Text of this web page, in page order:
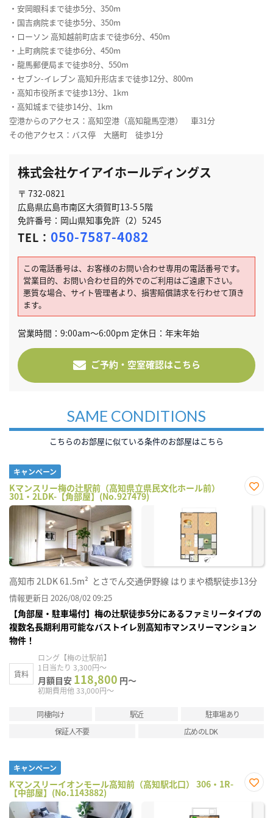
・安岡眼科まで徒歩5分、350m
・国吉病院まで徒歩5分、350m
・ローソン 高知越前町店まで徒歩6分、450m
・上町病院まで徒歩6分、450m
・龍馬郵便局まで徒歩8分、550m
・セブン-イレブン 高知升形店まで徒歩12分、800m
・高知市役所まで徒歩13分、1km
・高知城まで徒歩14分、1km
空港からのアクセス：高知空港（高知龍馬空港） 車31分
その他アクセス：バス停 大膳町 徒歩1分
株式会社ケイアイホールディングス
〒 732-0821
広島県広島市南区大須賀町13-5 5階
免許番号：岡山県知事免許（2）5245
TEL： 050-7587-4082
この電話番号は、お客様のお問い合わせ専用の電話番号です。
営業目的、お問い合わせ目的外でのご利用はご遠慮下さい。
悪質な場合、サイト管理者より、損害賠償請求を行わせて頂き
ます。
営業時間：9:00am～6:00pm 定休日：年末年始
ご予約・空室確認はこちら
SAME CONDITIONS
こちらのお部屋に似ている条件のお部屋はこちら
キャンペーン
Kマンスリー梅の辻駅前（高知県立県民文化ホール前）
301・2LDK-【角部屋】(No.927479)
に入
高知市2LDK61.5m² とさでん交通伊野線 はりまや橋駅徒歩13分
情報更新日 2026/08/02 09:25
【角部屋・駐車場付】梅の辻駅徒歩5分にあるファミリータイプの
複数名長期利用可能なバストイレ別高知市マンスリーマンション
物件！
賃料
ロング【梅の辻駅前】
1日当たり 3,300円～
月額目安 118,800 円～
初期費用他 33,000円～
同棲向け 駅近
駐車場あり
保証人不要
広めのLDK
キャンペーン
Kマンスリーイオンモール高知前（高知駅北口） 306・1R-
【中部屋】(No.1143882)
に入